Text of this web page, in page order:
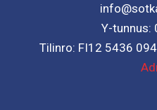
Y-tunnus:
Tilinro: FI12 5436